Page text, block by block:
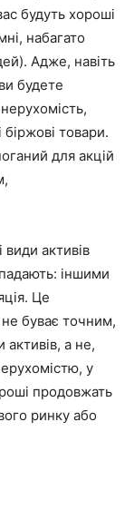
будуть хороші
набагато
Адже, навіть
будете
біржові товари.
для акцій
види активів
іншими
Це
буває точним,
а не,
у
продовжать
ринку або